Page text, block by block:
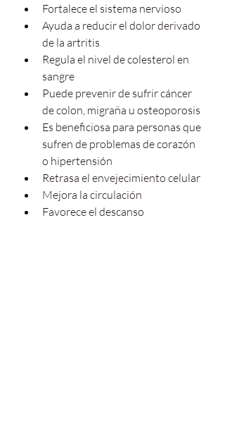
Fortalece el sistema nervioso
Ayuda a reducir el dolor derivado
de la artritis
Regula el nivel de colesterol en
sangre
Puede prevenir de sufrir cáncer
de colon, migraña u osteoporosis
Es beneficiosa para personas que
sufren de problemas de corazón
o hipertensión
Retrasa el envejecimiento celular
Mejora la circulación
Favorece el descanso